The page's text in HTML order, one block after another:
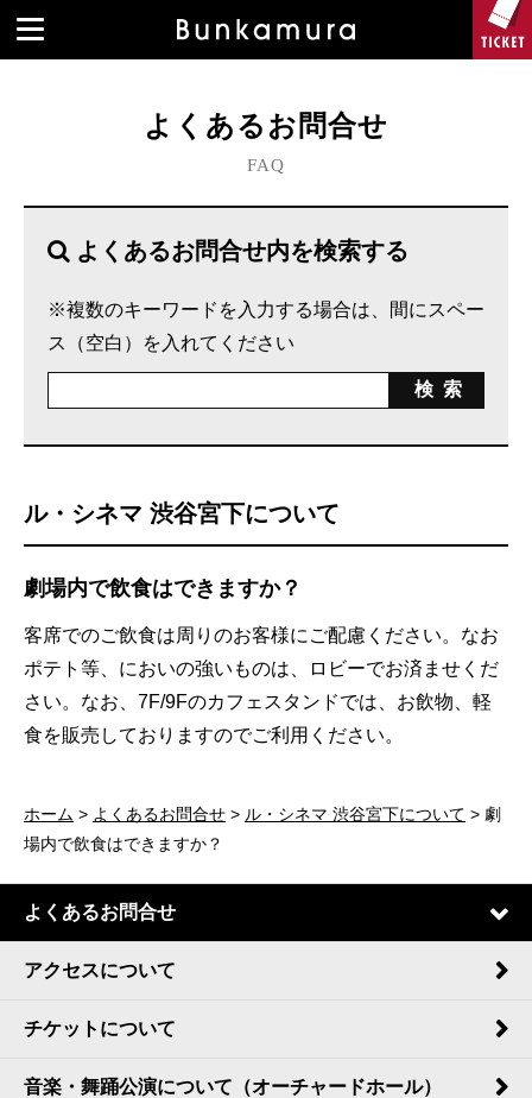
よくあるお問合せ
FAQ
よくあるお問合せ内を検索する
※複数のキーワードを入力する場合は、間にスペー
ス（空白）を入れてください
ル・シネマ 渋谷宮下について
劇場内で飲食はできますか？
客席でのご飲食は周りのお客様にご配慮ください。なお
ポテト等、においの強いものは、ロビーでお済ませくだ
さい。なお、7F/9Fのカフェスタンドでは、お飲物、軽
食を販売しておりますのでご利用ください。
ホーム > よくあるお問合せ > ル・シネマ 渋谷宮下について > 劇
場内で飲食はできますか？
よくあるお問合せ
アクセスについて
チケットについて
音楽・舞踊公演について（オーチャードホール）